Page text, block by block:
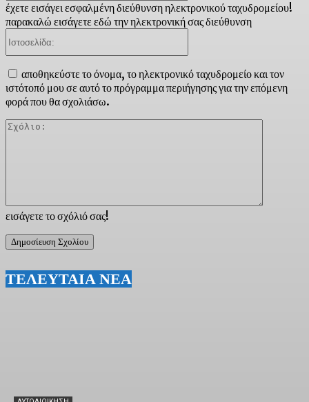
εισάγετε το σχόλιό σας!
έχετε εισάγει εσφαλμένη διεύθυνση ηλεκτρονικού ταχυδρομείου!
παρακαλώ εισάγετε εδώ την ηλεκτρονική σας διεύθυνση
αποθηκεύστε το όνομα, το ηλεκτρονικό ταχυδρομείο και τον
ιστότοπό μου σε αυτό το πρόγραμμα περιήγησης για την επόμενη
φορά που θα σχολιάσω.
ΤΕΛΕΥΤΑΙΑ ΝΕΑ